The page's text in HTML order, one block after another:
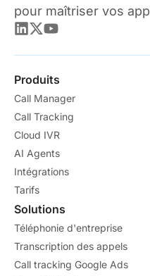
pour maîtriser vos
Produits
Call Manager
Call Tracking
Cloud IVR
AI Agents
Intégrations
Tarifs
Solutions
Téléphonie d'entreprise
Transcription des appels
Call tracking Google Ads